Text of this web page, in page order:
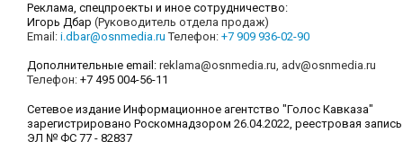
Реклама, спецпроекты и иное сотрудничество:
Игорь Дбар (Руководитель отдела продаж)
Email: i.dbar@osnmedia.ru Телефон: +7 909 936-02-90
Дополнительные email: reklama@osnmedia.ru, adv@osnmedia.ru
Телефон: +7 495 004-56-11
Сетевое издание Информационное агентство "Голос Кавказа"
зарегистрировано Роскомнадзором 26.04.2022, реестровая запись
ЭЛ № ФС 77 - 82837